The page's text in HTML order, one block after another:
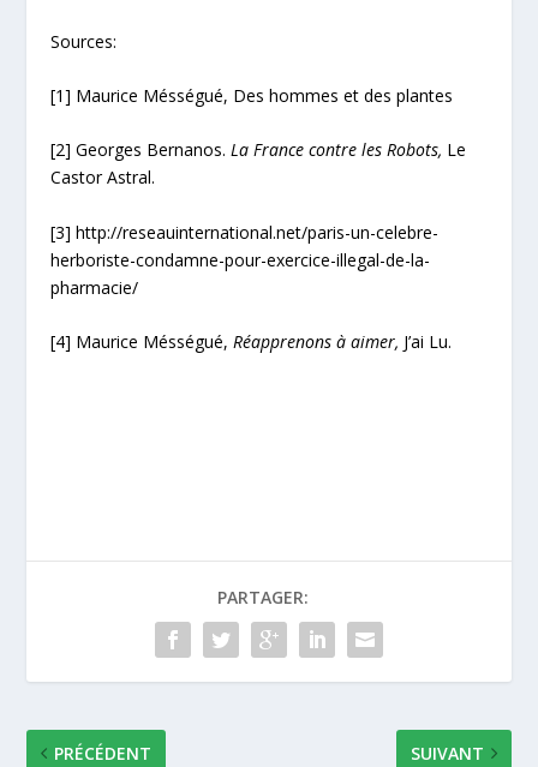
Sources:
[1] Maurice Mésségué, Des hommes et des plantes
[2] Georges Bernanos.La France contre les Robots, Le
Castor Astral.
[3] http://reseauinternational.net/paris-un-celebre-
herboriste-condamne-pour-exercice-illegal-de-la-
pharmacie/
[4] Maurice Mésségué,Réapprenons à aimer, J’ai Lu.
PARTAGER:
PRÉCÉDENT SUIVANT